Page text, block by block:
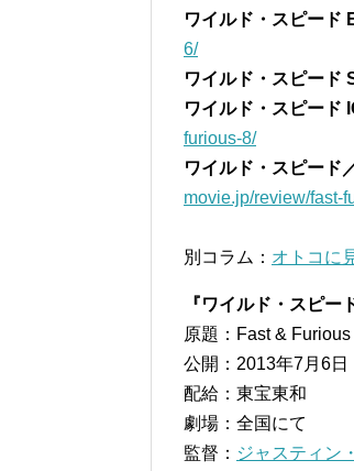
ワイルド・スピード
6/
ワイルド・スピード
ワイルド・スピー
furious-8/
ワイルド・スピー
movie.jp/review/fast-
別コラム： オトコに
『ワイルド・スピー
原題：Fast & Furious
公開：2013年7月6日
配給：東宝東和
劇場：全国にて
監督： ジャスティン